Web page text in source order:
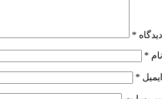
دیدگاه *
نام *
ایمیل *